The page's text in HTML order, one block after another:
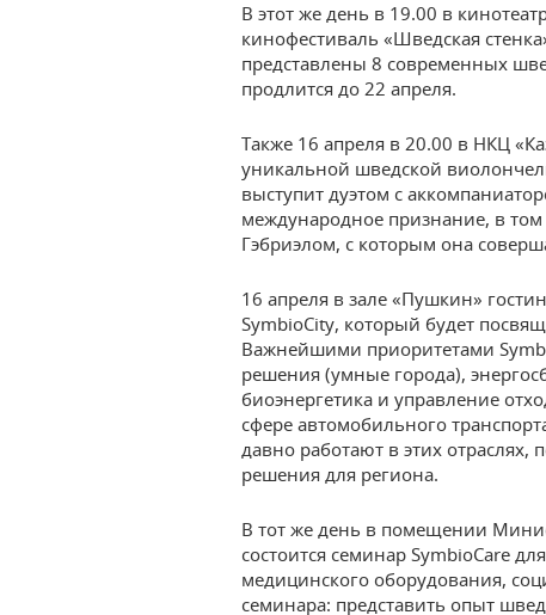
В этот же день в 19.00 в
кинофестиваль «Шведская
представлены 8 современных
продлится до 22 апреля.
Также 16 апреля в 20.00 в НКЦ
уникальной шведской
выступит дуэтом с
международное признание, в том
Гэбриэлом, с которым она
16 апреля в зале «Пушкин»
SymbioCity, который будет
Важнейшими приоритетами
решения (умные города),
биоэнергетика и управление
сфере автомобильного
давно работают в этих отраслях,
решения для региона.
В тот же день в помещении
состоится семинар SymbioCare
медицинского оборудования,
семинара: представить опыт